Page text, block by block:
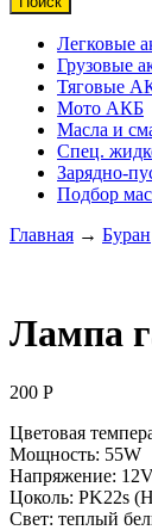
Легковые
Грузовые
Тяговые
Мото АКБ
Масла и
Спец.
Зарядно-
Подбор
Главная → Буран
Лампа
200 Р
Цветовая
Мощность: 55W
Напряжение:
Цоколь: PK22s
Свет: теплый